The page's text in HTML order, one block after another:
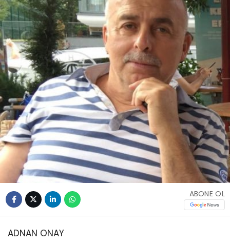
ABONE OL
ADNAN ONAY